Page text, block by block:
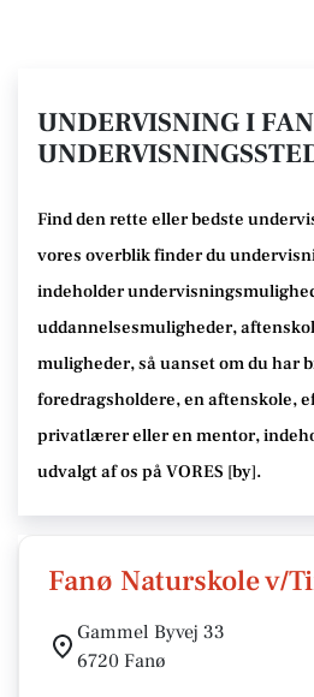
UNDERVISNING I
Find den rette eller bedste
vores overblik finder du
indeholder
uddannelsesmuligheder,
muligheder, så uanset om du har
foredragsholdere, en aftenskole,
privatlærer eller en mentor,
udvalgt af os på VORES [by].
Fanø Naturskole v/
Gammel Byvej 33
6720 Fanø